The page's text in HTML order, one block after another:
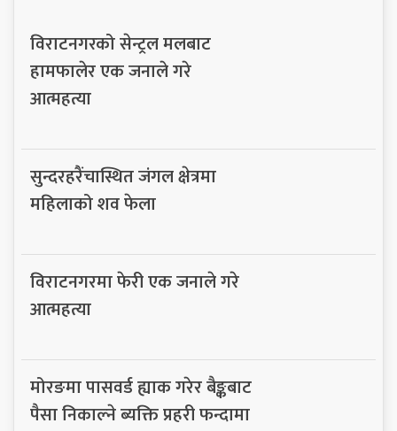
विराटनगरको सेन्ट्रल मलबाट
हामफालेर एक जनाले गरे
आत्महत्या
सुन्दरहरैंचास्थित जंगल क्षेत्रमा
महिलाको शव फेला
विराटनगरमा फेरी एक जनाले गरे
आत्महत्या
मोरङमा पासवर्ड ह्याक गरेर बैङ्कबाट
पैसा निकाल्ने ब्यक्ति प्रहरी फन्दामा